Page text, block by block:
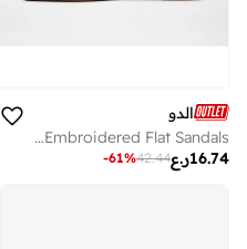
الدو
OCEANIA Embroidered Flat Sandals
ر.ع16.74
42.44
-61%